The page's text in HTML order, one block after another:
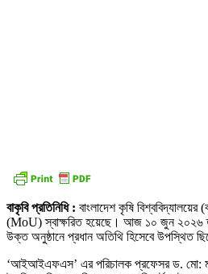
বাকৃবি প্রতিনিধি : বাংলাদেশ কৃষি
(MoU) স্বাক্ষরিত হয়েছে। আজ ১০ জুন ২০২৬
​উক্ত অনুষ্ঠানে প্রধান অতিথি হিসেবে উপস্থিত
‘আইআইএফএস’ এর পরিচালক প্রফেসর ড. মো: